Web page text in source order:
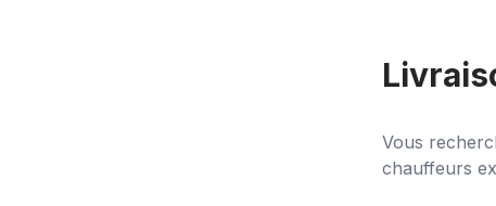
Vous
chauffeurs